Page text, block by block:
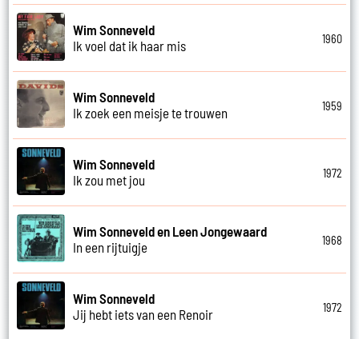
Wim Sonneveld
Ik voel dat ik haar mis
1960
Wim Sonneveld
Ik zoek een meisje te trouwen
1959
Wim Sonneveld
Ik zou met jou
1972
Wim Sonneveld en Leen Jongewaard
In een rijtuigje
1968
Wim Sonneveld
Jij hebt iets van een Renoir
1972